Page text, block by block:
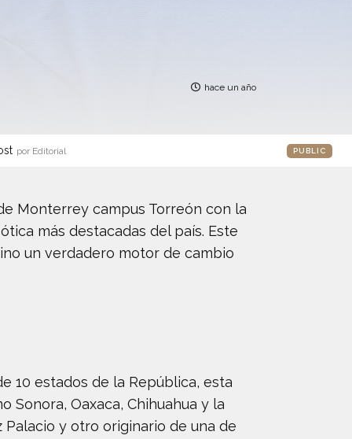
hace un año
por Editorial PUBLIC
Monterrey campus Torreón con la
más destacadas del país. Este
un verdadero motor de cambio
10 estados de la República, esta
Sonora, Oaxaca, Chihuahua y la
Palacio y otro originario de una de